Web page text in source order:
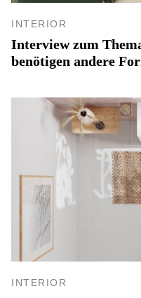
INTERIOR
Interview zum
benötigen andere
INTERIOR